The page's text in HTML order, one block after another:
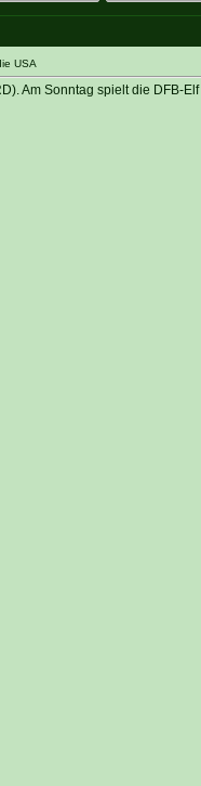
USA
Am Sonntag spielt die DFB-